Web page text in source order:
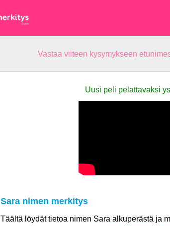
Vastaa viiteen kysymykseen
Uusi peli pelattavaksi
Sara nimen merkitys
Täältä löydät tietoa nimen Sara alkuperästä ja